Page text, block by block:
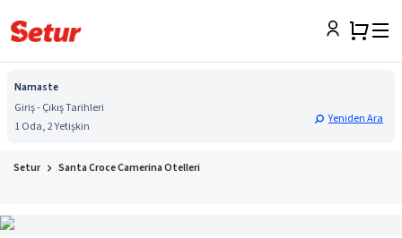
Namaste
Giriş - Çıkış Tarihleri
1 Oda, 2 Yetişkin
Yeniden Ara
Setur Santa Croce Camerina Otelleri